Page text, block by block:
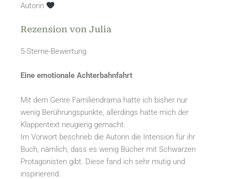
Autorin
Rezension von Julia
5-Sterne-Bewertung
Eine emotionale Achterbahnfahrt
Mit dem Genre Familiendrama hatte ich bisher nur
wenig Berührungspunkte, allerdings hatte mich der
Klappentext neugierig gemacht.
Im Vorwort beschrieb die Autorin die Intension für ihr
Buch, nämlich, dass es wenig Bücher mit Schwarzen
Protagonisten gibt. Diese fand ich sehr mutig und
inspirierend.